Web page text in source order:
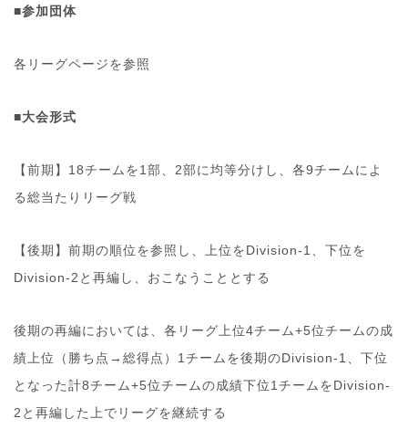
■参加団体
各リーグページを参照
■大会形式
【前期】18チームを1部、2部に均等分けし、各9チームによ
る総当たりリーグ戦
【後期】前期の順位を参照し、上位をDivision-1、下位を
Division-2と再編し、おこなうこととする
後期の再編においては、各リーグ上位4チーム+5位チームの成
績上位（勝ち点→総得点）1チームを後期のDivision-1、下位
となった計8チーム+5位チームの成績下位1チームをDivision-
2と再編した上でリーグを継続する